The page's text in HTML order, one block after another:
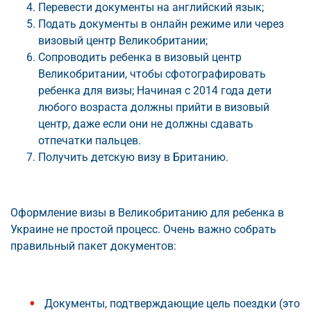
Перевести документы на английский язык;
Подать документы в онлайн режиме или через
визовый центр Великобритании;
Сопроводить ребенка в визовый центр
Великобритании, чтобы сфотографировать
ребенка для визы; Начиная с 2014 года дети
любого возраста должны прийти в визовый
центр, даже если они не должны сдавать
отпечатки пальцев.
Получить детскую визу в Британию.
Оформление визы в Великобританию для ребенка в
Украине не простой процесс. Очень важно собрать
правильный пакет документов:
Документы, подтверждающие цель поездки (это